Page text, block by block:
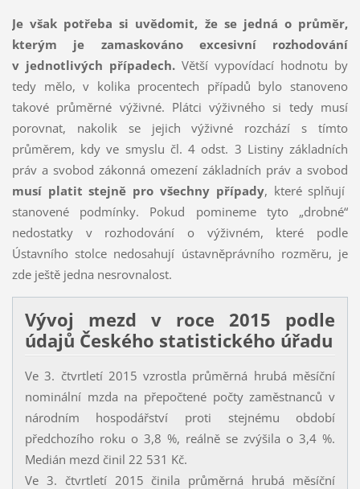
Je však potřeba si uvědomit, že se jedná o průměr,
kterým je zamaskováno excesivní rozhodování
v jednotlivých případech. Větší vypovídací hodnotu by
tedy mělo, v kolika procentech případů bylo stanoveno
takové průměrné výživné. Plátci výživného si tedy musí
porovnat, nakolik se jejich výživné rozchází s tímto
průměrem, kdy ve smyslu čl. 4 odst. 3 Listiny základních
práv a svobod zákonná omezení základních práv a svobod
musí platit stejně pro všechny případy, které splňují
stanovené podmínky. Pokud pomineme tyto „drobné“
nedostatky v rozhodování o výživném, které podle
Ústavního stolce nedosahují ústavněprávního rozměru, je
zde ještě jedna nesrovnalost.
Vývoj mezd v roce 2015 podle
údajů Českého statistického úřadu
Ve 3. čtvrtletí 2015 vzrostla průměrná hrubá měsíční
nominální mzda na přepočtené počty zaměstnanců v
národním hospodářství proti stejnému období
předchozího roku o 3,8 %, reálně se zvýšila o 3,4 %.
Medián mezd činil 22 531 Kč.
Ve 3. čtvrtletí 2015 činila průměrná hrubá měsíční